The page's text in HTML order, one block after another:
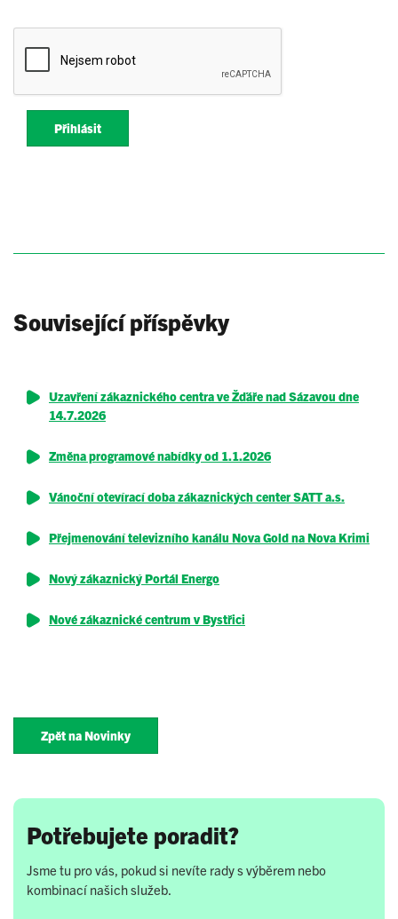
Přihlásit
Související příspěvky
Uzavření zákaznického centra ve Žďáře nad Sázavou dne
14.7.2026
Změna programové nabídky od 1.1.2026
Vánoční otevírací doba zákaznických center SATT a.s.
Přejmenování televizního kanálu Nova Gold na Nova Krimi
Nový zákaznický Portál Energo
Nové zákaznické centrum v Bystřici
Zpět na Novinky
Potřebujete poradit?
Jsme tu pro vás, pokud si nevíte rady s výběrem nebo
kombinací našich služeb.